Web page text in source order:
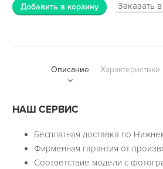
Добавить в корзину Заказать в
Описание Характеристики
НАШ СЕРВИС
Бесплатная доставка по
Фирменная гарантия от
Соответствие модели с